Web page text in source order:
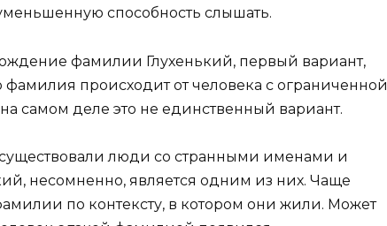
способность слышать.
фамилии Глухенький, первый вариант,
происходит от человека с ограниченной
самом деле это не единственный вариант.
люди со странными именами и
несомненно, является одним из них. Чаще
по контексту, в котором они жили. Может